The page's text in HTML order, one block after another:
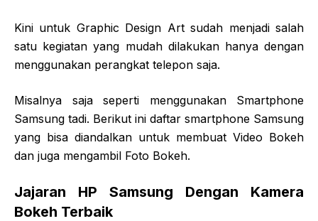
Kini untuk Graphic Design Art sudah menjadi salah
satu kegiatan yang mudah dilakukan hanya dengan
menggunakan perangkat telepon saja.
Misalnya saja seperti menggunakan Smartphone
Samsung tadi. Berikut ini daftar smartphone Samsung
yang bisa diandalkan untuk membuat Video Bokeh
dan juga mengambil Foto Bokeh.
Jajaran HP Samsung Dengan Kamera
Bokeh Terbaik